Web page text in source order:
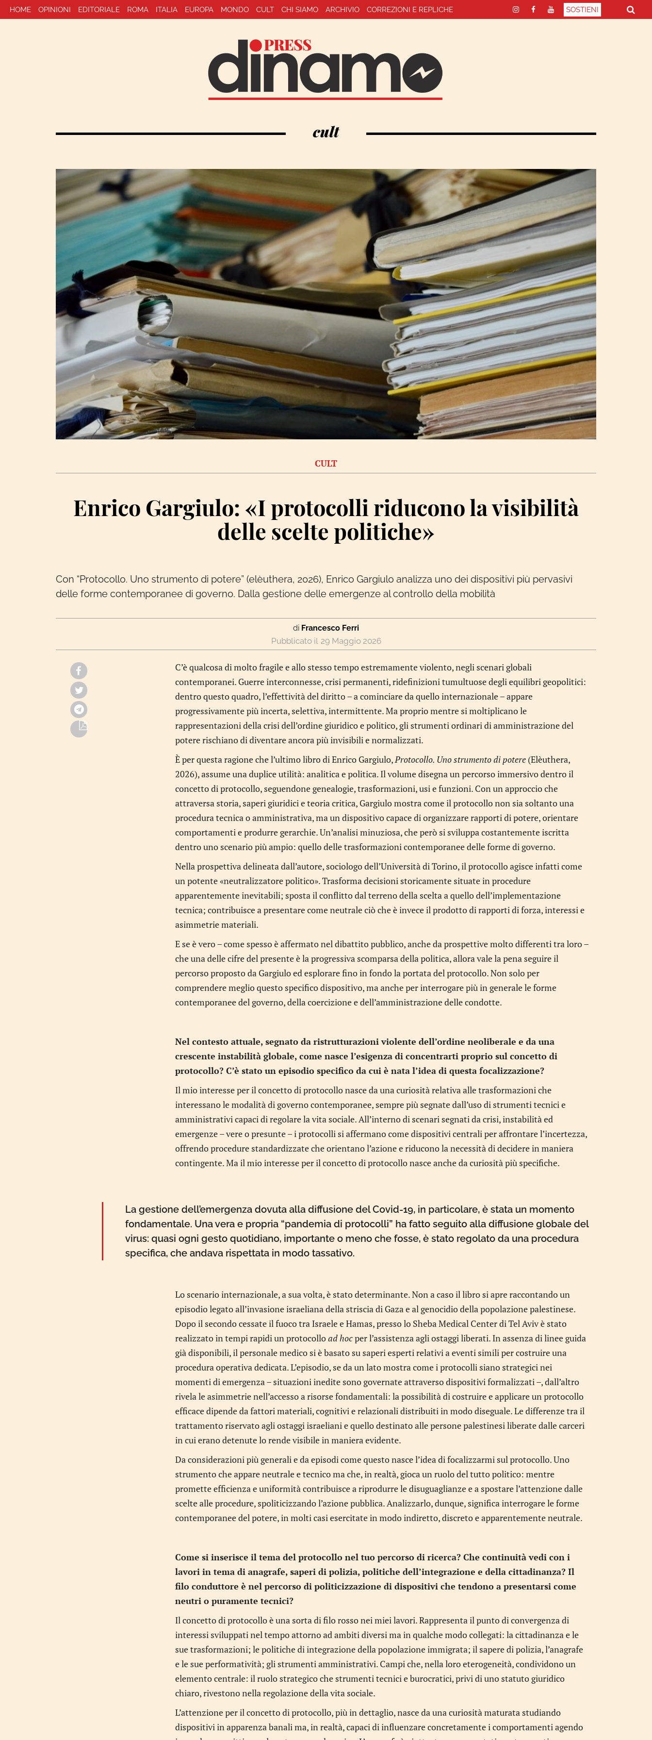
HOME OPINIONI EDITORIALE ROMA ITALIA EUROPA MONDO CULT CHI SIAMO ARCHIVIO CORREZIONI E REPLICHE SOSTIENI
cult
CULT
Enrico Gargiulo: «I protocolli riducono la visibilità
delle scelte politiche»
Con “Protocollo. Uno strumento di potere” (elèuthera, 2026), Enrico Gargiulo analizza uno dei dispositivi più pervasivi
delle forme contemporanee di governo. Dalla gestione delle emergenze al controllo della mobilità
di Francesco Ferri
29 Maggio 2026
C’è qualcosa di molto fragile e allo stesso tempo estremamente violento, negli scenari globali
contemporanei. Guerre interconnesse, crisi permanenti, ridefinizioni tumultuose degli equilibri geopolitici:
dentro questo quadro, l’effettività del diritto – a cominciare da quello internazionale – appare
progressivamente più incerta, selettiva, intermittente. Ma proprio mentre si moltiplicano le
rappresentazioni della crisi dell’ordine giuridico e politico, gli strumenti ordinari di amministrazione del
potere rischiano di diventare ancora più invisibili e normalizzati.
È per questa ragione che l’ultimo libro di Enrico Gargiulo,Protocollo. Uno strumento di potere(Elèuthera,
2026), assume una duplice utilità: analitica e politica. Il volume disegna un percorso immersivo dentro il
concetto di protocollo, seguendone genealogie, trasformazioni, usi e funzioni. Con un approccio che
attraversa storia, saperi giuridici e teoria critica, Gargiulo mostra come il protocollo non sia soltanto una
procedura tecnica o amministrativa, ma un dispositivo capace di organizzare rapporti di potere, orientare
comportamenti e produrre gerarchie. Un’analisi minuziosa, che però si sviluppa costantemente iscritta
dentro uno scenario più ampio: quello delle trasformazioni contemporanee delle forme di governo.
Nella prospettiva delineata dall’autore, sociologo dell’Università di Torino, il protocollo agisce infatti come
un potente «neutralizzatore politico». Trasforma decisioni storicamente situate in procedure
apparentemente inevitabili; sposta il conflitto dal terreno della scelta a quello dell’implementazione
tecnica; contribuisce a presentare come neutrale ciò che è invece il prodotto di rapporti di forza, interessi e
asimmetrie materiali.
E se è vero – come spesso è affermato nel dibattito pubblico, anche da prospettive molto differenti tra loro –
che una delle cifre del presente è la progressiva scomparsa della politica, allora vale la pena seguire il
percorso proposto da Gargiulo ed esplorare fino in fondo la portata del protocollo. Non solo per
comprendere meglio questo specifico dispositivo, ma anche per interrogare più in generale le forme
contemporanee del governo, della coercizione e dell’amministrazione delle condotte.
Nel contesto attuale, segnato da ristrutturazioni violente dell’ordine neoliberale e da una
crescente instabilità globale, come nasce l’esigenza di concentrarti proprio sul concetto di
protocollo? C’è stato un episodio specifico da cui è nata l’idea di questa focalizzazione?
Il mio interesse per il concetto di protocollo nasce da una curiosità relativa alle trasformazioni che
interessano le modalità di governo contemporanee, sempre più segnate dall’uso di strumenti tecnici e
amministrativi capaci di regolare la vita sociale. All’interno di scenari segnati da crisi, instabilità ed
emergenze – vere o presunte – i protocolli si affermano come dispositivi centrali per affrontare l’incertezza,
offrendo procedure standardizzate che orientano l’azione e riducono la necessità di decidere in maniera
contingente. Ma il mio interesse per il concetto di protocollo nasce anche da curiosità più specifiche.
La gestione dell’emergenza dovuta alla diffusione del Covid-19, in particolare, è stata un momento
fondamentale. Una vera e propria “pandemia di protocolli” ha fatto seguito alla diffusione globale del
virus: quasi ogni gesto quotidiano, importante o meno che fosse, è stato regolato da una procedura
specifica, che andava rispettata in modo tassativo.
Lo scenario internazionale, a sua volta, è stato determinante. Non a caso il libro si apre raccontando un
episodio legato all’invasione israeliana della striscia di Gaza e al genocidio della popolazione palestinese.
Dopo il secondo cessate il fuoco tra Israele e Hamas, presso lo Sheba Medical Center di Tel Aviv è stato
realizzato in tempi rapidi un protocolload hocper l’assistenza agli ostaggi liberati. In assenza di linee guida
già disponibili, il personale medico si è basato su saperi esperti relativi a eventi simili per costruire una
procedura operativa dedicata. L’episodio, se da un lato mostra come i protocolli siano strategici nei
momenti di emergenza – situazioni inedite sono governate attraverso dispositivi formalizzati –, dall’altro
rivela le asimmetrie nell’accesso a risorse fondamentali: la possibilità di costruire e applicare un protocollo
efficace dipende da fattori materiali, cognitivi e relazionali distribuiti in modo diseguale. Le differenze tra il
trattamento riservato agli ostaggi israeliani e quello destinato alle persone palestinesi liberate dalle carceri
in cui erano detenute lo rende visibile in maniera evidente.
Da considerazioni più generali e da episodi come questo nasce l’idea di focalizzarmi sul protocollo. Uno
strumento che appare neutrale e tecnico ma che, in realtà, gioca un ruolo del tutto politico: mentre
promette efficienza e uniformità contribuisce a riprodurre le disuguaglianze e a spostare l’attenzione dalle
scelte alle procedure, spoliticizzando l’azione pubblica. Analizzarlo, dunque, significa interrogare le forme
contemporanee del potere, in molti casi esercitate in modo indiretto, discreto e apparentemente neutrale.
Come si inserisce il tema del protocollo nel tuo percorso di ricerca? Che continuità vedi con i
lavori in tema di anagrafe, saperi di polizia, politiche dell’integrazione e della cittadinanza? Il
filo conduttore è nel percorso di politicizzazione di dispositivi che tendono a presentarsi come
neutri o puramente tecnici?
Il concetto di protocollo è una sorta di filo rosso nei miei lavori. Rappresenta il punto di convergenza di
interessi sviluppati nel tempo attorno ad ambiti diversi ma in qualche modo collegati: la cittadinanza e le
sue trasformazioni; le politiche di integrazione della popolazione immigrata; il sapere di polizia, l’anagrafe
e le sue performatività; gli strumenti amministrativi. Campi che, nella loro eterogeneità, condividono un
elemento centrale: il ruolo strategico che strumenti tecnici e burocratici, privi di uno statuto giuridico
chiaro, rivestono nella regolazione della vita sociale.
L’attenzione per il concetto di protocollo, più in dettaglio, nasce da una curiosità maturata studiando
dispositivi in apparenza banali ma, in realtà, capaci di influenzare concretamente i comportamenti agendo